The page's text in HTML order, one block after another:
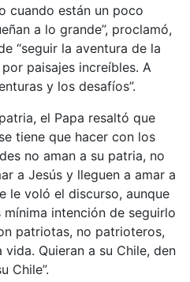
cuando están un poco
a lo grande”, proclamó,
“seguir la aventura de la
paisajes increíbles. A
y los desafíos”.
el Papa resaltó que
tiene que hacer con los
no aman a su patria, no
a Jesús y lleguen a amar a
le voló el discurso, aunque
intención de seguirlo
patriotas, no patrioteros,
Quieran a su Chile, den
Chile”.